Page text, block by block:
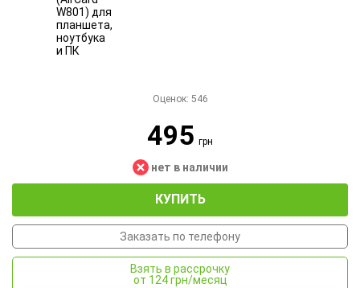
Оценок: 546
495грн
нет в наличии
КУПИТЬ
Заказать по телефону
Взять в рассрочку
от 124 грн/месяц